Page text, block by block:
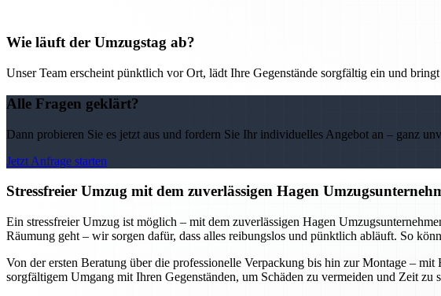
Wie läuft der Umzugstag ab?
Unser Team erscheint pünktlich vor Ort, lädt Ihre Gegenstände sorgfältig ein und
Alle Fragen geklärt?
Dann probieren Sie es jetzt aus und fordern Sie Ihr individuelles Angebot an – ganz
Jetzt Anfrage starten
Stressfreier Umzug mit dem zuverlässigen Hagen
Ein stressfreier Umzug ist möglich – mit dem zuverlässigen Hagen
Räumung geht – wir sorgen dafür, dass alles reibungslos und pünktlich abläuft. So
Von der ersten Beratung über die professionelle Verpackung bis hin zur Montage –
sorgfältigem Umgang mit Ihren Gegenständen, um Schäden zu vermeiden und Zeit